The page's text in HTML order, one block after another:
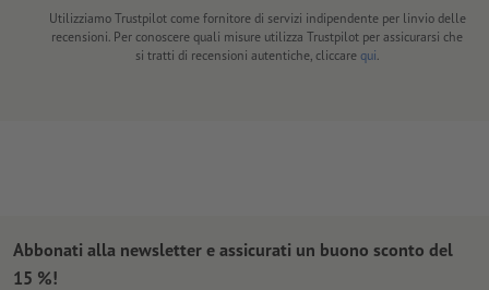
Utilizziamo Trustpilot come fornitore di servizi indipendente per linvio delle
recensioni. Per conoscere quali misure utilizza Trustpilot per assicurarsi che
si tratti di recensioni autentiche, cliccare qui
Abbonati alla newsletter e assicurati un buono sconto del
15 %!